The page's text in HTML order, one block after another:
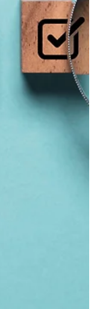
le ménage
découvrez
peuvent réduire